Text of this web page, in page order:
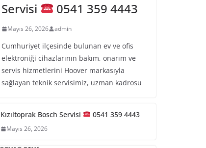
Servisi
0541 359 4443
Mayıs 26, 2026 admin
Cumhuriyet ilçesinde bulunan ev ve ofis
elektroniği cihazlarının bakım, onarım ve
servis hizmetlerini Hoover markasıyla
sağlayan teknik servisimiz, uzman kadrosu
Kızıltoprak Bosch Servisi 0541 359 4443
Mayıs 26, 2026